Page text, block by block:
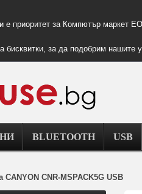
е приоритет за Компютър маркет
бисквитки, за да подобрим нашите
BLUETOOTH USB
CANYON CNR-MSPACK5G USB